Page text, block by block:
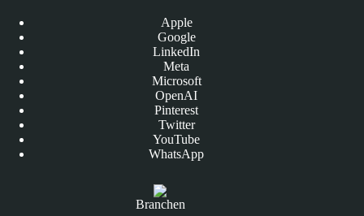
Apple
Google
LinkedIn
Meta
Microsoft
OpenAI
Pinterest
Twitter
YouTube
WhatsApp
Branchen